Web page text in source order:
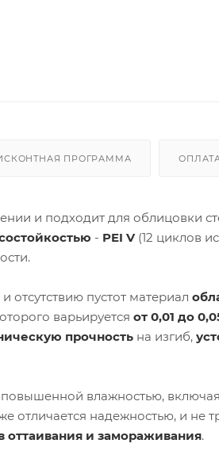
ПРОГРАММА
и подходит для облицовки
- PEI V(12 циклов
отсутствию пустот материал
варьируется от 0,01 до
прочность на изгиб,
влажностью,
отличается надежностью, и не
оттаивания и замораживания.